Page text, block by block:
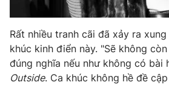
Thị trường 24h Tấm
Rất nhiều tranh cãi đã xảy ra
khúc kinh điển này. "Sẽ không
đúng nghĩa nếu như không có bài
Outside. Ca khúc không hề đề